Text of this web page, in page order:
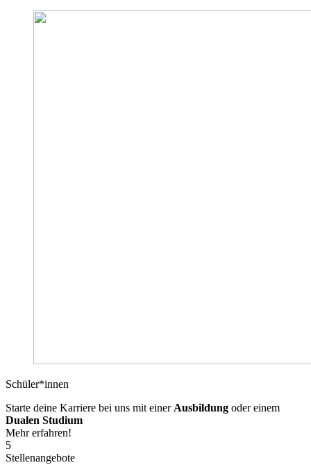
Schüler*innen
Starte deine Karriere bei uns mit einer Ausbildung oder einem
Dualen Studium
Mehr erfahren!
5
Stellenangebote